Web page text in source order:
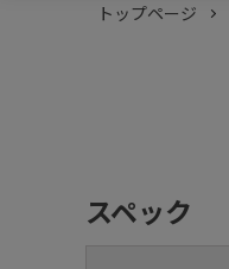
トップページ
スペック